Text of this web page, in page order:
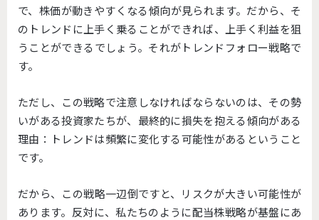
で、株価が動きやすくなる傾向が見られます。だから、そ
のトレンドに上手く乗ることができれば、上手く利益を狙
うことができるでしょう。それがトレンドフォロー戦略で
す。
ただし、この戦略で注意しなければならないのは、その勢
いがある投資家たちが、最終的に損失を抱える傾向がある
理由：トレンドは頻繁に変化する可能性があるということ
です。
だから、この戦略一辺倒ですと、リスクが大きい可能性が
あります。反対に、私たちのように配当株戦略が基盤にあ